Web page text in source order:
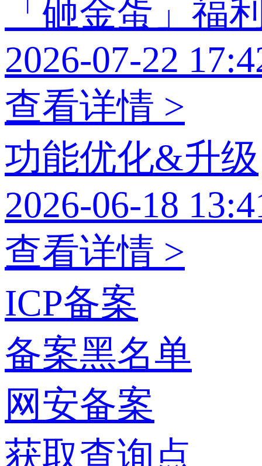
「砸金蛋」福
2026-07-22
查看详情 >
功能优化&升级
2026-06-18
查看详情 >
ICP备案
备案黑名单
网安备案
获取查询点